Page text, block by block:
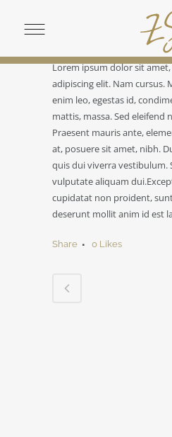
ABOUT THIS PROJECT
Lorem ipsum dolor sit
adipiscing elit. Nam cursus.
enim leo, egestas id,
mattis, massa. Sed eleifend
Praesent mauris ante,
at, posuere sit amet, nibh.
quis dui viverra vestibulum.
vulputate aliquam
cupidatat non proident,
deserunt mollit anim id est
Share 0 Likes